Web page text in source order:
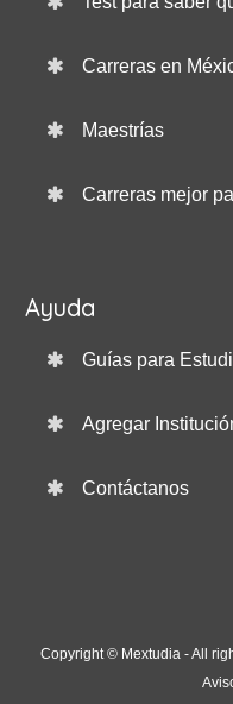
Carreras en
Maestrías
Carreras mejor
Ayuda
Guías para
Agregar
Contáctanos
Copyright © Mextudia - All